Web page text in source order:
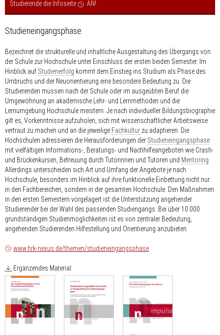
Studierende die Infoseite
AN!
Studieneingangsphase
Bezeichnet die strukturelle und inhaltliche Ausgestaltung des Übergangs von
der Schule zur Hochschule unter Einschluss der ersten beiden Semester. Im
Hinblick auf Studienerfolg kommt dem Einstieg ins Studium als Phase des
Umbruchs und der Neuorientierung eine besondere Bedeutung zu. Die
Studierenden müssen nach der Schule oder im ausgeübten Beruf die
Umgewöhnung an akademische Lehr- und Lernmethoden und die
Lernumgebung Hochschule meistern. Je nach individueller Bildungsbiographie
gilt es, Vorkenntnisse aufzuholen, sich mit wissenschaftlicher Arbeitsweise
vertraut zu machen und an die jeweilige Fachkultur zu adaptieren. Die
Hochschulen adressieren die Herausforderungen der Studieneingangsphase
mit vielfältigen Informations-, Beratungs- und Nachhilfeangeboten wie Crash-
und Brückenkursen, Betreuung durch Tutorinnen und Tutoren und Mentoring
Allerdings unterscheiden sich Art und Umfang der Angebote je nach
Hochschule, besonders im Hinblick auf ihre funktionelle Einbettung nicht nur
in den Fachbereichen, sondern in der gesamten Hochschule. Den Maßnahmen
in den ersten Semestern vorgelagert ist die Unterstützung angehender
Studierender bei der Wahl des passenden Studiengangs. Bei über 10.000
grundständigen Studienmöglichkeiten ist es von zentraler Bedeutung,
angehenden Studierenden Hilfestellung und Orientierung anzubieten.
www.hrk-nexus.de/themen/studieneingangsphase
Ergänzendes Material: